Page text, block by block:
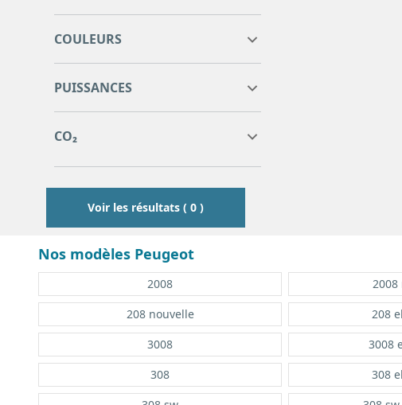
COULEURS
PUISSANCES
CO₂
Voir les résultats ( 0 )
Nos modèles Peugeot
2008 2008
208 nouvelle
208
3008
3008
308
308